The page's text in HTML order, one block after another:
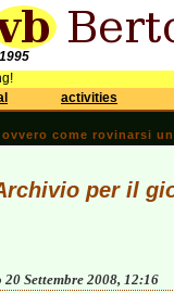
activities
ovvero come rovinarsi
per il
20 Settembre 2008, 12:16